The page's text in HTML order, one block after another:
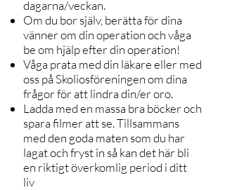
dagarna/veckan.
Om du bor själv, berätta för dina
vänner om din operation och våga
be om hjälp efter din operation!
Våga prata med din läkare eller med
oss på Skoliosföreningen om dina
frågor för att lindra din/er oro.
Ladda med en massa bra böcker och
spara filmer att se. Tillsammans
med den goda maten som du har
lagat och fryst in så kan det här bli
en riktigt överkomlig period i ditt
liv